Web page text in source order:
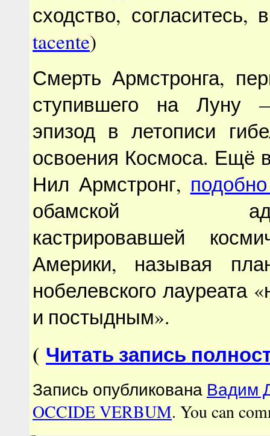
сходство, согласитесь,
tacente)
Смерть Армстронга,
ступившего на Луну
эпизод в летописи
освоения Космоса. Ещё
Нил Армстронг,
обамской
кастрировавшей
Америки, называя
нобелевского лауреата
и постыдным».
( Читать запись
Запись опубликована Вадим
OCCIDE VERBUM. You can